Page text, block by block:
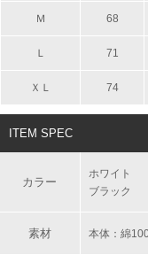
Ｍ 68
Ｌ 71
ＸＬ 74
ITEM SPEC
カラー
ホワイト
ブラック
素材 本体：綿